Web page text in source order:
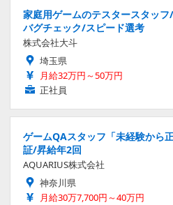
家庭用ゲームのテスタースタッ
バグチェック/スピード選考
株式会社大斗
埼玉県
月給32万円～50万円
正社員
ゲームQAスタッフ「未経験から
証/昇給年2回
AQUARIUS株式会社
神奈川県
月給30万7,700円～40万円